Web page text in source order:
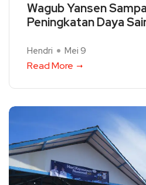
Wagub Yansen
Peningkatan Daya
Hendri Mei 9
Read More